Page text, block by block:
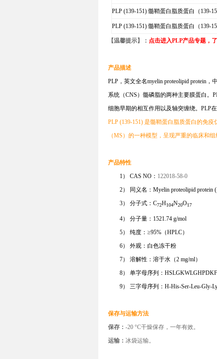
PLP (139-151) 髓鞘蛋白脂质蛋白（139-
PLP (139-151) 髓鞘蛋白脂质蛋白（139-
【温馨提示】： 点击进入PLP产品专题 ，
产品描述
PLP，英文全名myelin proteolipid protein ，
系统（CNS） 髓磷脂的两种主要膜蛋白。
细胞早期的相互作用以及轴突缠绕。PLP
PLP (139-151) 是髓鞘蛋白脂质蛋白的免
（MS）的一种模型，呈现严重的临床和
产品特性
1） CAS NO： 122018-58-0
2）
同义名 ： Myelin proteolipid protein
3） 分子式：C72H104N20O17
4） 分子量：1521.74 g/mol
5） 纯度：≥95% （HPLC）
6） 外观：白色冻干粉
7） 溶解性：溶于水（2 mg/ml）
8） 单字母序列：HSLGKWLGHPDKF
9） 三字母序列：H-His-Ser-Leu-Gly-
保存与运输方法
保存： -20 °C干燥保存 ，一年有效。
运输： 冰袋运输。